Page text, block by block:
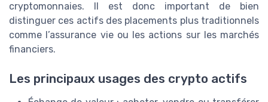
cryptomonnaies. Il est donc important de bien
distinguer ces actifs des placements plus traditionnels
comme l’assurance vie ou les actions sur les marchés
financiers.
Les principaux usages des crypto actifs